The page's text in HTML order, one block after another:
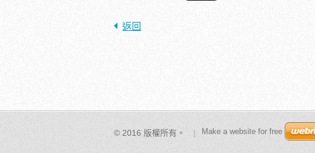
返回
© 2016 版權所有。 Make a website for free